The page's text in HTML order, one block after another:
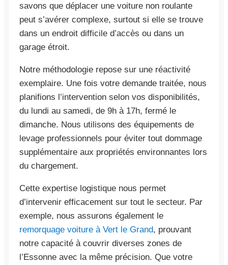
savons que déplacer une voiture non roulante
peut s’avérer complexe, surtout si elle se trouve
dans un endroit difficile d’accès ou dans un
garage étroit.
Notre méthodologie repose sur une réactivité
exemplaire. Une fois votre demande traitée, nous
planifions l’intervention selon vos disponibilités,
du lundi au samedi, de 9h à 17h, fermé le
dimanche. Nous utilisons des équipements de
levage professionnels pour éviter tout dommage
supplémentaire aux propriétés environnantes lors
du chargement.
Cette expertise logistique nous permet
d’intervenir efficacement sur tout le secteur. Par
exemple, nous assurons également le
remorquage voiture à Vert le Grand, prouvant
notre capacité à couvrir diverses zones de
l’Essonne avec la même précision. Que votre